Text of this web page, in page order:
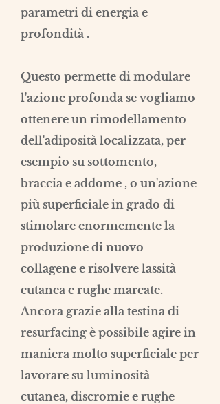
parametri di energia e
profondità .
Questo permette di modulare
l'azione profonda se vogliamo
ottenere un rimodellamento
dell'adiposità localizzata, per
esempio su sottomento,
braccia e addome , o un'azione
più superficiale in grado di
stimolare enormemente la
produzione di nuovo
collagene e risolvere lassità
cutanea e rughe marcate.
Ancora grazie alla testina di
resurfacing è possibile agire in
maniera molto superficiale per
lavorare su luminosità
cutanea, discromie e rughe